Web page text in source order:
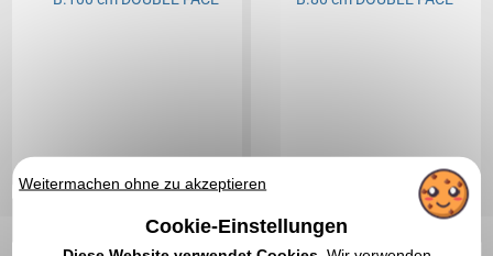
Weitermachen ohne zu akzeptieren
Cookie-Einstellungen